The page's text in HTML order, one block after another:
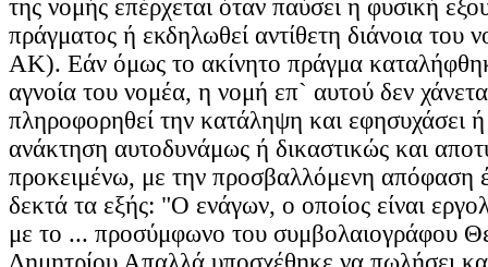
της νομής επέρχεται όταν παύσει η φυσική
πράγματος ή εκδηλωθεί αντίθετη διάνοια του
ΑΚ). Εάν όμως το ακίνητο πράγμα
αγνοία του νομέα, η νομή επ` αυτού δεν
πληροφορηθεί την κατάληψη και εφησυχάσει ή
ανάκτηση αυτοδυνάμως ή δικαστικώς και
προκειμένω, με την προσβαλλόμενη απόφαση
δεκτά τα εξής: "Ο ενάγων, ο οποίος είναι
με το ... προσύμφωνο του συμβολαιογράφου